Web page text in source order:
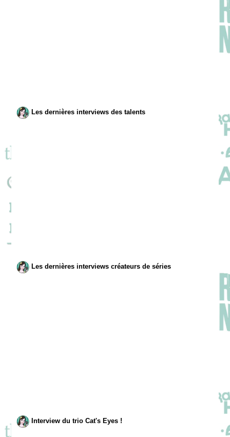
Les dernières interviews des talents
Les dernières interviews créateurs de séries
Interview du trio Cat's Eyes !